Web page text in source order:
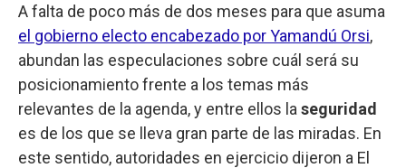
A falta de poco más de dos meses para que asuma
el gobierno electo encabezado por Yamandú Orsi,
abundan las especulaciones sobre cuál será su
posicionamiento frente a los temas más
relevantes de la agenda, y entre ellos la seguridad
es de los que se lleva gran parte de las miradas. En
este sentido, autoridades en ejercicio dijeron a El